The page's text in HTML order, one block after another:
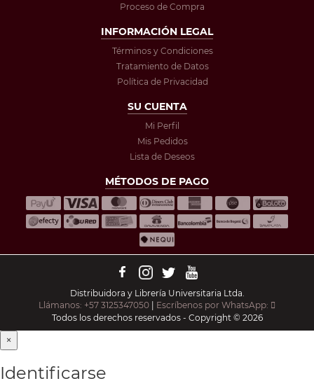
Proceso de Compra
INFORMACIÓN LEGAL
Términos y Condiciones
Tratamiento de Datos
Política de Privacidad
SU CUENTA
Mi Perfil
Mis Pedidos
Lista de Deseos
MÉTODOS DE PAGO
Distribuidora y Librería Universitaria Ltda.
Llámanos: +57 3125347050 | Escríbenos por WhatsApp:
Todos los derechos reservados - Copyright © 2026
×
Identificarse